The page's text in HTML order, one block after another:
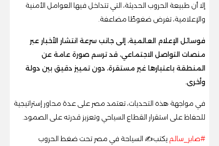
إلا أن طبيعة الحروب الحديثة، التي تتداخل فيها العوامل الأمنية
والإعلامية، تفرض ضغوطًا مضاعفة.
فوسائل الإعلام العالمية، إلى جانب سرعة انتشار الأخبار عبر
منصات التواصل الاجتماعي، قد ترسم صورة عامة عن
المنطقة باعتبارها غير مستقرة، دون تمييز دقيق بين دولة
وأخرى.
في مواجهة هذه التحديات، تعتمد مصر على عدة محاور إستراتيجية
للحفاظ على استقرار القطاع السياحي وتعزيز قدرته على الصمود.
#صابر_سالم يكتب✍️ السياحة في مصر تحت ضغط الحروب